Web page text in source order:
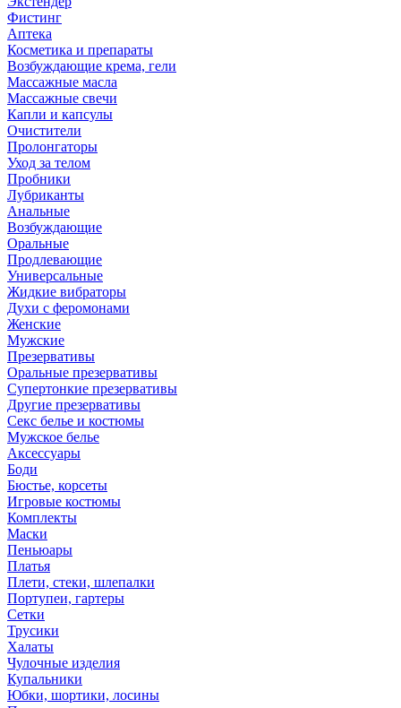
Фистинг
Аптека
Косметика и препараты
Возбуждающие крема, гели
Массажные масла
Массажные свечи
Капли и капсулы
Очистители
Пролонгаторы
Уход за телом
Пробники
Лубриканты
Анальные
Возбуждающие
Оральные
Продлевающие
Универсальные
Жидкие вибраторы
Духи с феромонами
Женские
Мужские
Презервативы
Оральные презервативы
Супертонкие презервативы
Другие презервативы
Секс белье и костюмы
Мужское белье
Аксессуары
Боди
Бюстье, корсеты
Игровые костюмы
Комплекты
Маски
Пеньюары
Платья
Плети, стеки, шлепалки
Портупеи, гартеры
Сетки
Трусики
Халаты
Чулочные изделия
Купальники
Юбки, шортики, лосины